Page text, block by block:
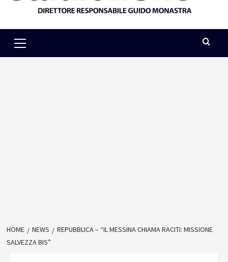
Menu
HOME NEWS
REPUBBLICA – “IL MESSINA CHIAMA RACITI: MISSIONE
SALVEZZA BIS”